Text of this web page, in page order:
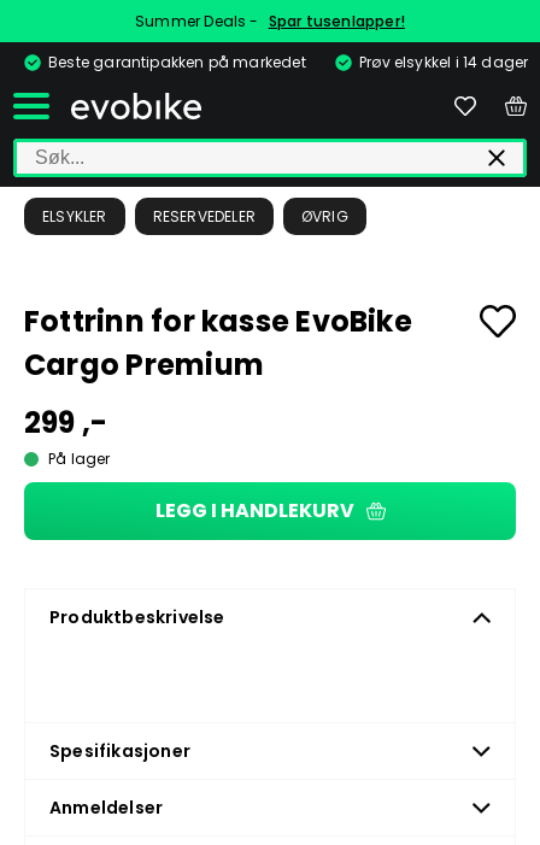
Summer Deals - Spar tusenlapper!
Beste garantipakken på markedet
Prøv elsykkel i 14 dager
ELSYKLER RESERVEDELER ØVRIG
Fottrinn for kasse EvoBike
Cargo Premium
299 ,-
På lager
LEGG I HANDLEKURV
Produktbeskrivelse
Spesifikasjoner
Anmeldelser